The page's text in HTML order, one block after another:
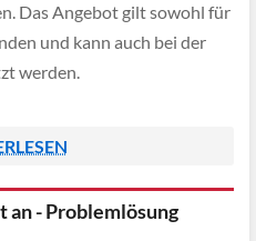
Das Angebot gilt sowohl für
und kann auch bei der
werden.
an - Problemlösung